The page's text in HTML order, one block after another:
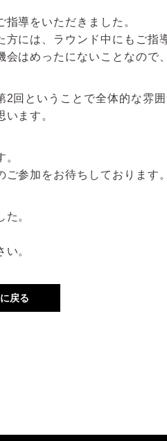
導をいただきました。
には、ラウンド中にもご指
はめったにないことなので
回ということで全体的な雰
ます。
参加をお待ちしております。
。
。
戻る